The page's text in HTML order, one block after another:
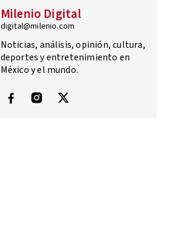
Milenio Digital
digital@milenio.com
Noticias, análisis, opinión, cultura,
deportes y entretenimiento en
México y el mundo.